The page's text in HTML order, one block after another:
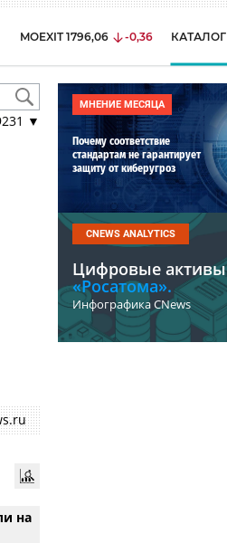
MOEXIT 1796,06 -0,36 КАТАЛОГ
▼
на
МНЕНИЕ МЕСЯЦА
Почему соответствие
стандартам не гарантирует
защиту от киберугроз
CNEWS ANALYTICS
Цифровые активы
«Росатома».
Инфографика CNews